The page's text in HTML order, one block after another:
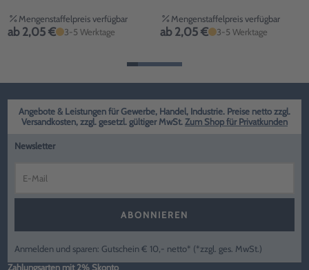
Mengenstaffelpreis verfügbar
ab 2,05 € 3-5 Werktage
Mengenstaffelpreis verfügbar
ab 2,05 € 3-5 Werktage
Angebote & Leistungen für Gewerbe, Handel, Industrie. Preise netto zzgl.
Versandkosten, zzgl. gesetzl. gültiger MwSt. Zum Shop für Privatkunden
Newsletter
ABONNIEREN
Anmelden und sparen: Gutschein € 10,- netto* (*zzgl. ges. MwSt.)
Zahlungsarten mit 2% Skonto